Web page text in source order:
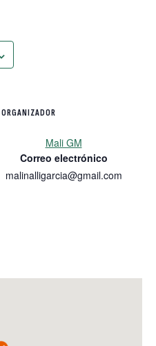
ORGANIZADOR
Mali GM
Correo electrónico
malinalligarcia@gmail.com